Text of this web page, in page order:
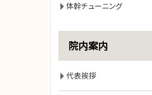
体幹チューニング
院内案内
代表挨拶